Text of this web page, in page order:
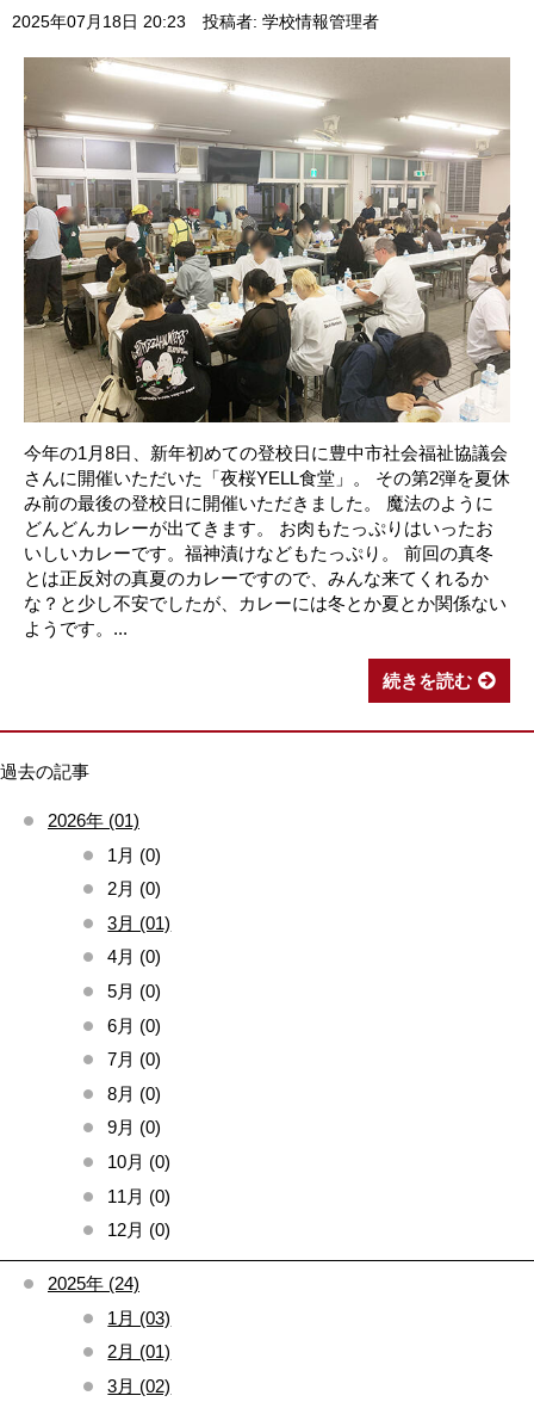
2025年07月18日 20:23 投稿者: 学校情報管理者
今年の1月8日、新年初めての登校日に豊中市社会福祉協議会
さんに開催いただいた「夜桜YELL食堂」。 その第2弾を夏休
み前の最後の登校日に開催いただきました。 魔法のように
どんどんカレーが出てきます。 お肉もたっぷりはいったお
いしいカレーです。福神漬けなどもたっぷり。 前回の真冬
とは正反対の真夏のカレーですので、みんな来てくれるか
な？と少し不安でしたが、カレーには冬とか夏とか関係ない
ようです。...
続きを読む
過去の記事
2026年 (01)
1月 (0)
2月 (0)
3月 (01)
4月 (0)
5月 (0)
6月 (0)
7月 (0)
8月 (0)
9月 (0)
10月 (0)
11月 (0)
12月 (0)
2025年 (24)
1月 (03)
2月 (01)
3月 (02)